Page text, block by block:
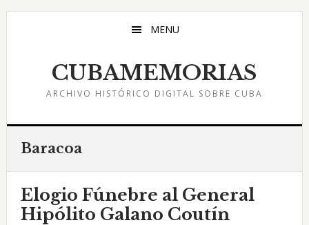
Saltar
Saltar
Saltar
MENU
CUBAMEMORIAS
ARCHIVO HISTÓRICO DIGITAL SOBRE CUBA
Baracoa
Elogio Fúnebre al General
Hipólito Galano Coutín